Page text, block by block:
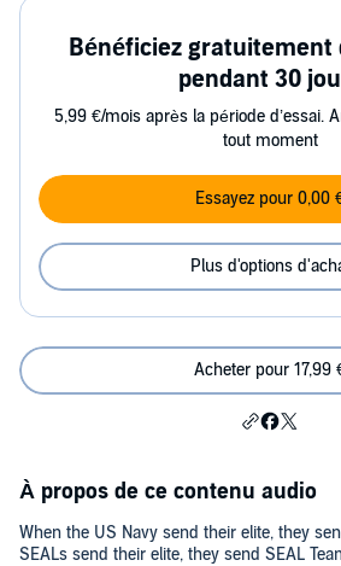
Bénéficiez gratuitement
pendant 30
5,99 €/mois après la période d’essai.
tout moment
Essayez pour 0,00
Plus d'options
Acheter pour 17,99
À propos de ce contenu audio
When the US Navy send their elite, they
SEALs send their elite, they send SEAL